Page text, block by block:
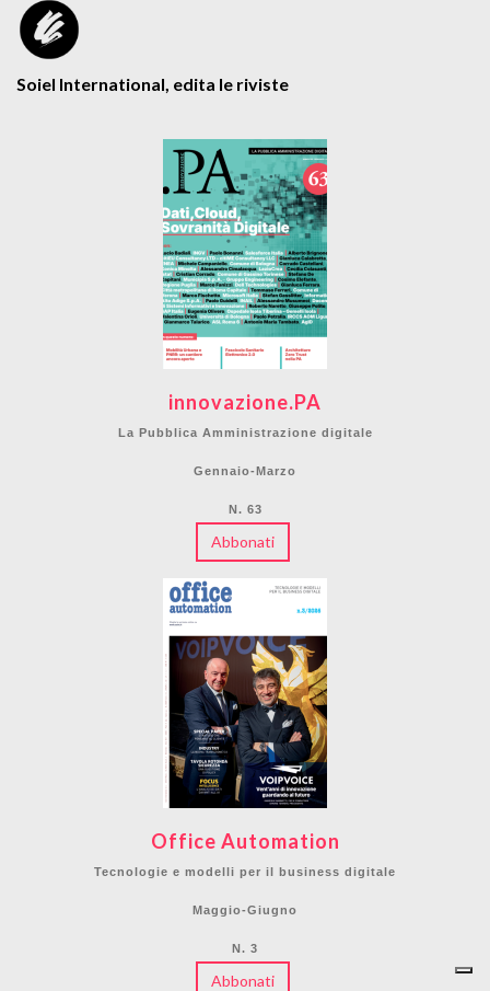
Soiel International, edita le riviste
innovazione.PA
La Pubblica Amministrazione digitale
Gennaio-Marzo
N. 63
Abbonati
Office Automation
Tecnologie e modelli per il business digitale
Maggio-Giugno
N. 3
Abbonati